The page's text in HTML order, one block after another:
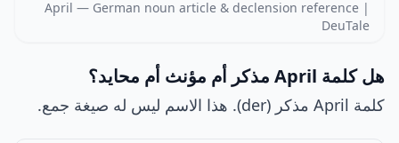
April — German noun article & declension reference |
DeuTale
هل كلمة April مذكر أم مؤنث أم محايد؟
كلمة April مذكر (der). هذا الاسم ليس له صيغة جمع.